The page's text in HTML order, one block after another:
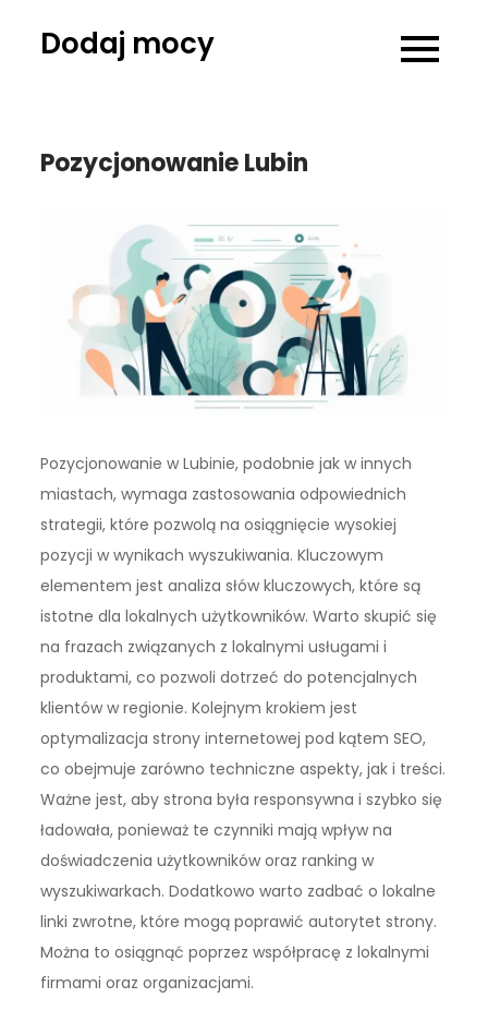
Dodaj mocy
Pozycjonowanie Lubin
Pozycjonowanie w Lubinie, podobnie jak w innych
miastach, wymaga zastosowania odpowiednich
strategii, które pozwolą na osiągnięcie wysokiej
pozycji w wynikach wyszukiwania. Kluczowym
elementem jest analiza słów kluczowych, które są
istotne dla lokalnych użytkowników. Warto skupić się
na frazach związanych z lokalnymi usługami i
produktami, co pozwoli dotrzeć do potencjalnych
klientów w regionie. Kolejnym krokiem jest
optymalizacja strony internetowej pod kątem SEO,
co obejmuje zarówno techniczne aspekty, jak i treści.
Ważne jest, aby strona była responsywna i szybko się
ładowała, ponieważ te czynniki mają wpływ na
doświadczenia użytkowników oraz ranking w
wyszukiwarkach. Dodatkowo warto zadbać o lokalne
linki zwrotne, które mogą poprawić autorytet strony.
Można to osiągnąć poprzez współpracę z lokalnymi
firmami oraz organizacjami.